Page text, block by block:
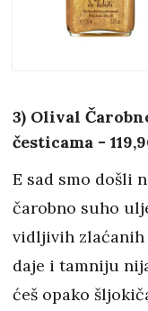
3) Olival
česticama -
E sad smo došli
čarobno suho
vidljivih
daje i tamniju
ćeš opako